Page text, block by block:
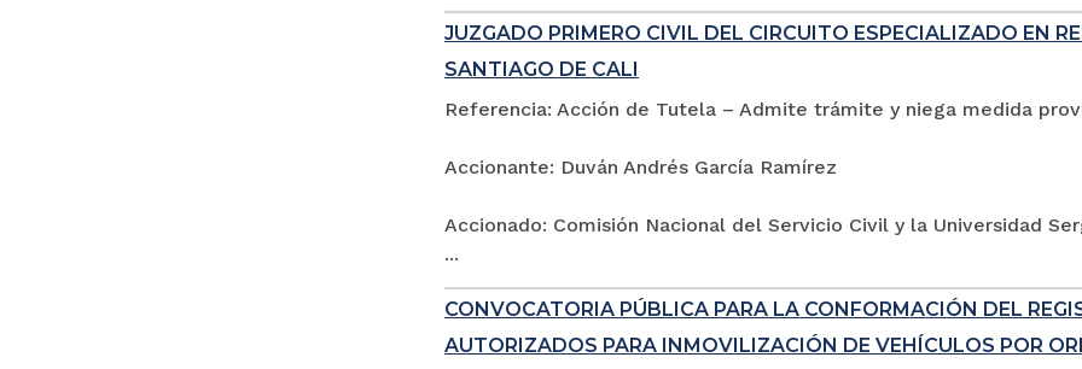
JUZGADO PRIMERO CIVIL DEL CIRCUITO ESPECIALIZADO EN
SANTIAGO DE CALI
Referencia: Acción de Tutela – Admite trámite y niega medida
Accionante: Duván Andrés García Ramírez
Accionado: Comisión Nacional del Servicio Civil y la Universidad
...
CONVOCATORIA PÚBLICA PARA LA CONFORMACIÓN DEL
AUTORIZADOS PARA INMOVILIZACIÓN DE VEHÍCULOS POR